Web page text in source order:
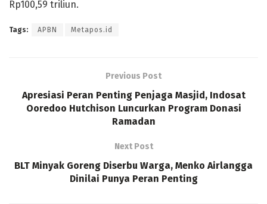
Rp100,59 triliun.
Tags: APBN Metapos.id
Previous Post
Apresiasi Peran Penting Penjaga Masjid, Indosat
Ooredoo Hutchison Luncurkan Program Donasi
Ramadan
Next Post
BLT Minyak Goreng Diserbu Warga, Menko Airlangga
Dinilai Punya Peran Penting